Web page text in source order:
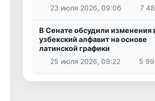
23 июля 2026, 09:06
7
В Сенате обсудили изменения
узбекский алфавит на основе
латинской графики
25 июля 2026, 09:22
5